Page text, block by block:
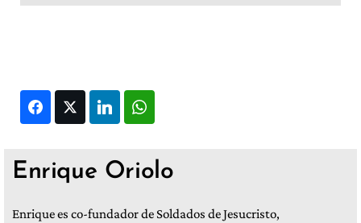
FacebookTwitter LinkedIn
Enrique Oriolo
Enrique es co-fundador de Soldados de Jesucristo,